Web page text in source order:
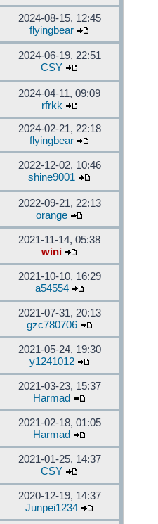
2024-08-15, 12:45
flyingbear
2024-06-19, 22:51
CSY
2024-04-11, 09:09
rfrkk
2024-02-21, 22:18
flyingbear
2022-12-02, 10:46
shine9001
2022-09-21, 22:13
orange
2021-11-14, 05:38
wini
2021-10-10, 16:29
a54554
2021-07-31, 20:13
gzc780706
2021-05-24, 19:30
y1241012
2021-03-23, 15:37
Harmad
2021-02-18, 01:05
Harmad
2021-01-25, 14:37
CSY
2020-12-19, 14:37
Junpei1234